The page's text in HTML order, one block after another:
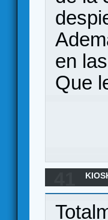
en
Que